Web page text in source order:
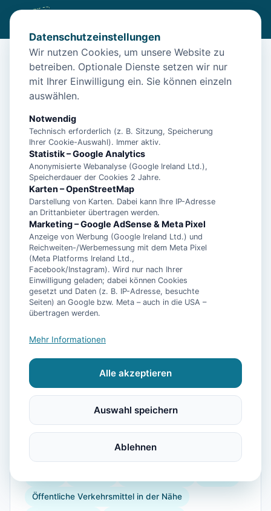
/Unterkünfte /Norden/Norden: Unterkunft Sonnenschein
Norden: Unterkunft Sonnenschein
Heizung Küche
Mikrowelle Geschirrspüler Terrasse Garten
Kaffeemaschine Herdplatte Backofen
Öffentliche Verkehrsmittel in der Nähe
Datenschutzeinstellungen
Wir nutzen Cookies, um unsere Website zu
betreiben. Optionale Dienste setzen wir nur
mit Ihrer Einwilligung ein. Sie können einzeln
auswählen.
Notwendig
Technisch erforderlich (z. B. Sitzung, Speicherung
Ihrer Cookie-Auswahl). Immer aktiv.
Statistik – Google Analytics
Anonymisierte Webanalyse (Google Ireland Ltd.),
Speicherdauer der Cookies 2 Jahre.
Karten – OpenStreetMap
Darstellung von Karten. Dabei kann Ihre IP-Adresse
an Drittanbieter übertragen werden.
Marketing – Google AdSense & Meta Pixel
Anzeige von Werbung (Google Ireland Ltd.) und
Reichweiten-/Werbemessung mit dem Meta Pixel
(Meta Platforms Ireland Ltd.,
Facebook/Instagram). Wird nur nach Ihrer
Einwilligung geladen; dabei können Cookies
gesetzt und Daten (z. B. IP-Adresse, besuchte
Seiten) an Google bzw. Meta – auch in die USA –
übertragen werden.
Mehr Informationen
Alle akzeptieren
Auswahl speichern
Ablehnen